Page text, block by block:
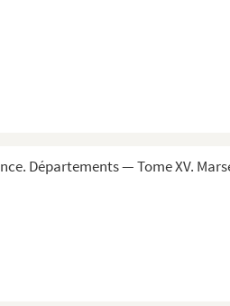
Départements — Tome XV.